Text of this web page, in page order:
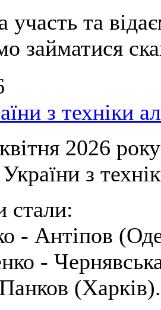
участь та
займатися
з техніки
2026
з
стали:
- Антіпов
-
(Харків).